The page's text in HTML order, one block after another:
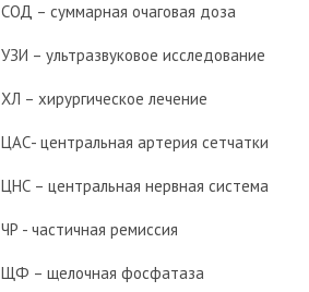
СОД – суммарная очаговая доза
УЗИ – ультразвуковое исследование
ХЛ – хирургическое лечение
ЦАС- центральная артерия сетчатки
ЦНС – центральная нервная система
ЧР - частичная ремиссия
ЩФ – щелочная фосфатаза